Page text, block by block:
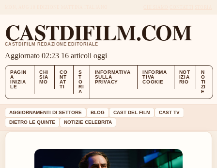
CASTDIFILM.COM
CASTDIFILM REDAZIONE EDITORIALE
Aggiornato 02:23 16 articoli oggi
PAGIN
A
INIZIA
LE
CHI
SIA
MO
CO
NT
AT
TI
S
T
O
RI
A
INFORMATIVA
SULLA
PRIVACY
INFORMA
TIVA
COOKIE
NOT
IZIA
RIO
N
O
TI
ZI
E
AGGIORNAMENTI DI SETTORE BLOG CAST DEL FILM
CAST TV
DIETRO LE QUINTE
NOTIZIE CELEBRITA